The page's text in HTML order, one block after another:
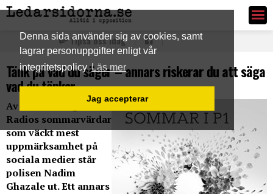
Denna sida använder sig av cookies, samt
lagrar personuppgifter enligt vår
integritetspolicy Läs mer
Jag accepterar
Ledarsidorna.se
Tipsa oss idag
Tänk på vad du säger – annars riskerar du att säga
vad du tänker
Av de av Sveriges
Radios sommarvärdar
som väckt mest
uppmärksamhet på
sociala medier står
polisen Nadim
Ghazale ut. Ett annars